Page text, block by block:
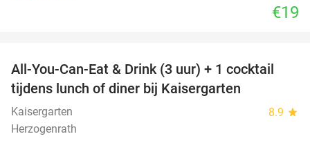
€19
33%
All-You-Can-Eat & Drink (3 uur) + 1 cocktail
tijdens lunch of diner bij Kaisergarten
Kaisergarten 8.9 star
Herzogenrath